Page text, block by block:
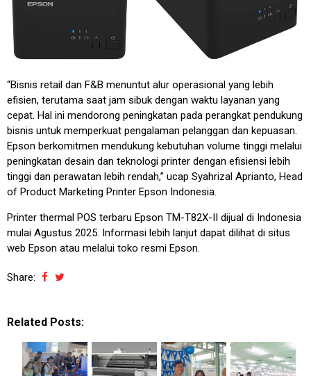
“Bisnis retail dan F&B menuntut alur operasional yang lebih
efisien, terutama saat jam sibuk dengan waktu layanan yang
cepat. Hal ini mendorong peningkatan pada perangkat pendukung
bisnis untuk memperkuat pengalaman pelanggan dan kepuasan.
Epson berkomitmen mendukung kebutuhan volume tinggi melalui
peningkatan desain dan teknologi printer dengan efisiensi lebih
tinggi dan perawatan lebih rendah,” ucap Syahrizal Aprianto, Head
of Product Marketing Printer Epson Indonesia.
Printer thermal POS terbaru Epson TM-T82X-II dijual di Indonesia
mulai Agustus 2025. Informasi lebih lanjut dapat dilihat di situs
web Epson atau melalui toko resmi Epson.
Share:
Related Posts: